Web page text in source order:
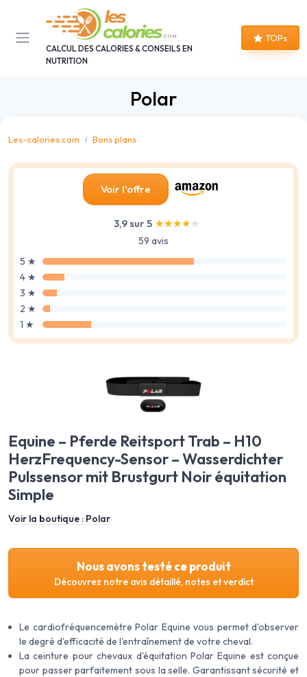
CALCUL DES CALORIES & CONSEILS EN
NUTRITION
TOPs
Polar
Les-calories.com Bons plans
Voir l'offre
3,9 sur 5 ★★★★★
★★★★★
59 avis
5 ★
4 ★
3 ★
2 ★
1 ★
Equine – Pferde Reitsport Trab – H10
HerzFrequency-Sensor – Wasserdichter
Pulssensor mit Brustgurt Noir équitation
Simple
Voir la boutique : Polar
Nous avons testé ce produit
Découvrez notre avis détaillé, notes et verdict
Le cardiofréquencemètre Polar Equine vous permet d'observer
le degré d'efficacité de l'entraînement de votre cheval.
La ceinture pour chevaux d'équitation Polar Equine est conçue
pour passer parfaitement sous la selle. Garantissant sécurité et
Panneau de gestion des cookies